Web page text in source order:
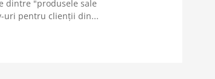
dintre "produsele sale
uri pentru clienții din...